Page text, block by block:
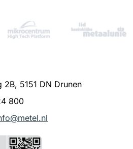
2B, 5151 DN Drunen
800